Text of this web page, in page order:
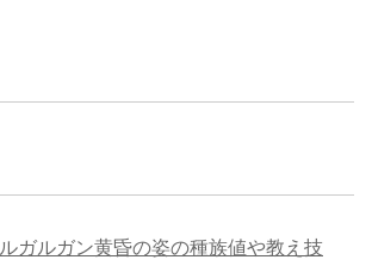
ルガルガン黄昏の姿の種族値や教え技